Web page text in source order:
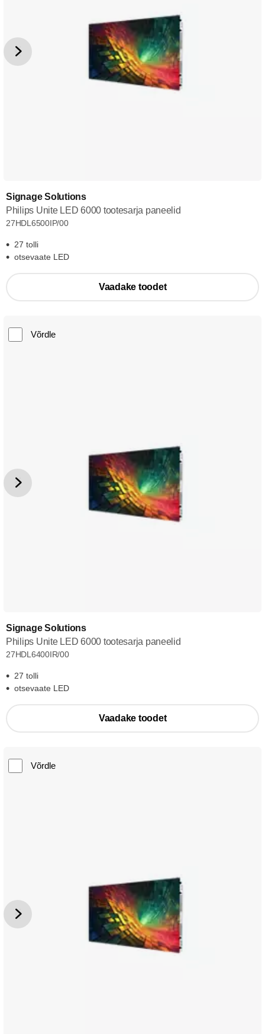
Signage Solutions
Philips Unite LED 6000 tootesarja paneelid
27HDL6500IP/00
27 tolli
otsevaate LED
Vaadake toodet
Võrdle
Signage Solutions
Philips Unite LED 6000 tootesarja paneelid
27HDL6400IR/00
27 tolli
otsevaate LED
Vaadake toodet
Võrdle